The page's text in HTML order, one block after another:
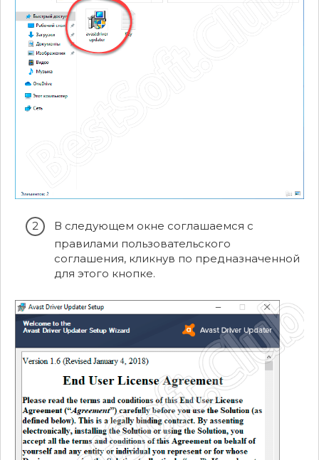
В следующем окне соглашаемся с
правилами пользовательского
соглашения, кликнув по предназначенной
для этого кнопке.